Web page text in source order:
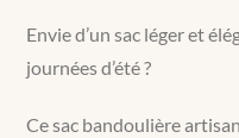
Envie d’un sac léger et
journées d’été ?
Ce sac bandoulière